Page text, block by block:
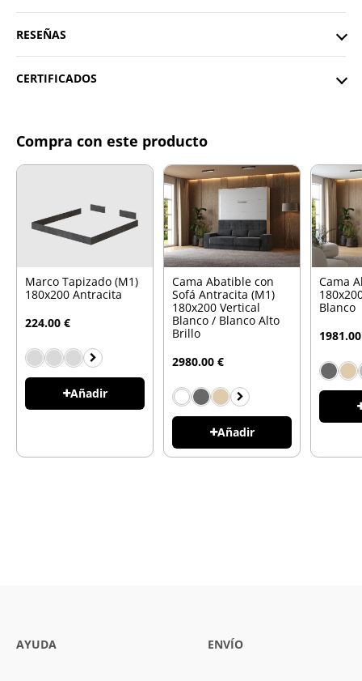
RESEÑAS
CERTIFICADOS
Compra con este producto
Marco Tapizado (M1)
180x200 Antracita
224.00 €
Añadir
Cama Abatible con
Sofá Antracita (M1)
180x200 Vertical
Blanco / Blanco Alto
Brillo
2980.00 €
Añadir
Cama
Blanco
AYUDA ENVÍO